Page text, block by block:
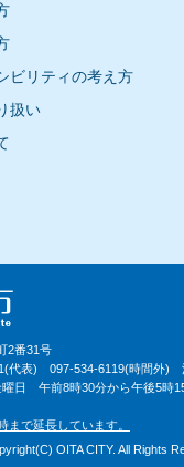
ビリティの考え方
扱い
2番31号
代表) 097-534-6119(時間外)
日 午前8時30分から午後5時
まで延長しています。
OITA CITY. All Rights